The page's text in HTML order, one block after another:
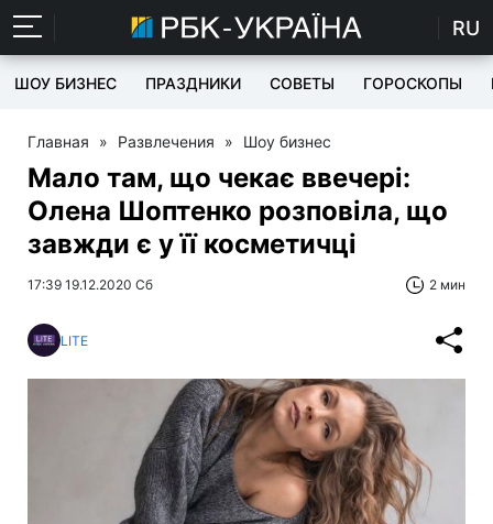
RU
ШОУ БИЗНЕС ПРАЗДНИКИ СОВЕТЫ ГОРОСКОПЫ
Главная » Развлечения » Шоу бизнес
Мало там, що чекає ввечері:
Олена Шоптенко розповіла, що
завжди є у її косметичці
17:39 19.12.2020 Сб 2 мин
LITE